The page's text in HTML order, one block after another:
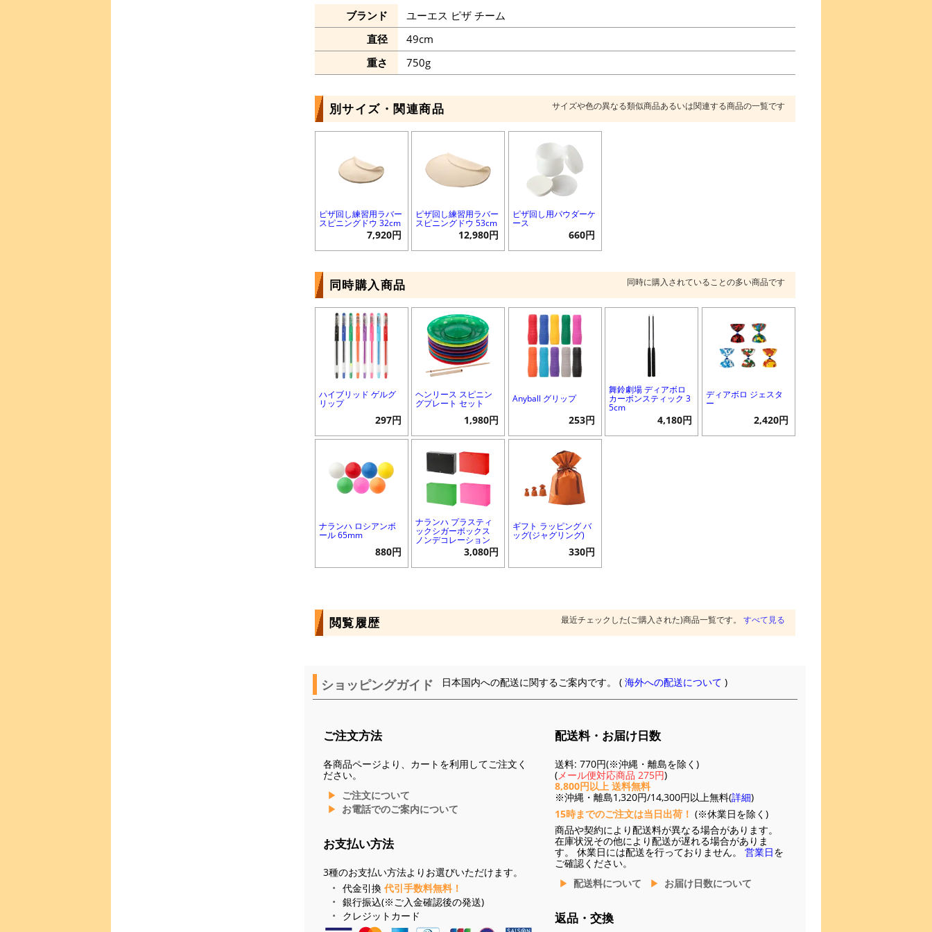
ブランド
ユーエス ピザ チーム
直径
49cm
重さ
750g
別サイズ・関連商品 サイズや色の異なる類似商品あるいは関連する商品の一覧です
ピザ回し練習用ラバー
スピニングドウ 32cm
7,920円
ピザ回し練習用ラバー
スピニングドウ 53cm
12,980円
ピザ回し用パウダーケ
ース
660円
同時購入商品 同時に購入されていることの多い商品です
ハイブリッド ゲルグ
リップ
297円
ヘンリース スピニン
グプレート セット
1,980円
Anyball グリップ
253円
舞鈴劇場 ディアボロ
カーボンスティック 3
5cm
4,180円
ディアボロ ジェスタ
ー
2,420円
ナランハ ロシアンボ
ール 65mm
880円
ナランハ プラスティ
ックシガーボックス
ノンデコレーション
3,080円
ギフト ラッピング バ
ッグ(ジャグリング)
330円
閲覧履歴 最近チェックした(ご購入された)商品一覧です。 すべて見る
ショッピングガイド 日本国内への配送に関するご案内です。 (海外への配送について )
ご注文方法
各商品ページより、カートを利用してご注文く
ださい。
ご注文について
お電話でのご案内について
お支払い方法
3種のお支払い方法よりお選びいただけます。
代金引換 代引手数料無料！
銀行振込(※ご入金確認後の発送)
クレジットカード
配送料・お届け日数
送料: 770円(※沖縄・離島を除く)
(メール便対応商品 275円)
8,800円以上 送料無料
※沖縄・離島1,320円/14,300円以上無料(詳細)
15時までのご注文は当日出荷！ (※休業日を除く)
商品や契約により配送料が異なる場合があります。
在庫状況その他により配送が遅れる場合がありま
す。 休業日には配送を行っておりません。 営業日を
ご確認ください。
配送料について
お届け日数について
返品・交換